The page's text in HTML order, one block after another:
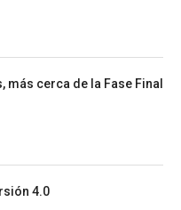
más cerca de la Fase Final
4.0